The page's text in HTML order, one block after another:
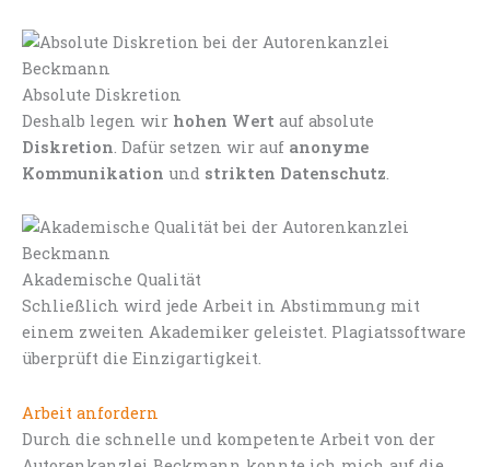
Absolute Diskretion
Deshalb legen wir hohen Wert auf absolute
Diskretion . Dafür setzen wir auf anonyme
Kommunikation und strikten Datenschutz
Akademische Qualität
Schließlich wird jede Arbeit in Abstimmung mit
einem zweiten Akademiker geleistet. Plagiatssoftware
überprüft die Einzigartigkeit.
Arbeit anfordern
Durch die schnelle und kompetente Arbeit von der